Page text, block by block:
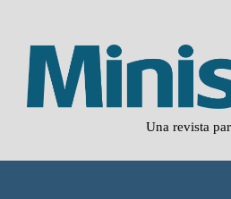
Una revista